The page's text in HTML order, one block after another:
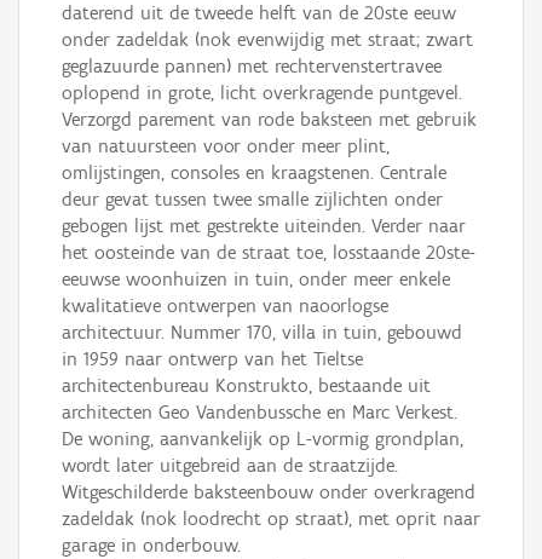
daterend uit de tweede helft van de 20ste eeuw
onder zadeldak (nok evenwijdig met straat; zwart
geglazuurde pannen) met rechtervenstertravee
oplopend in grote, licht overkragende puntgevel.
Verzorgd parement van rode baksteen met gebruik
van natuursteen voor onder meer plint,
omlijstingen, consoles en kraagstenen. Centrale
deur gevat tussen twee smalle zijlichten onder
gebogen lijst met gestrekte uiteinden. Verder naar
het oosteinde van de straat toe, losstaande 20ste-
eeuwse woonhuizen in tuin, onder meer enkele
kwalitatieve ontwerpen van naoorlogse
architectuur. Nummer 170, villa in tuin, gebouwd
in 1959 naar ontwerp van het Tieltse
architectenbureau Konstrukto, bestaande uit
architecten Geo Vandenbussche en Marc Verkest.
De woning, aanvankelijk op L-vormig grondplan,
wordt later uitgebreid aan de straatzijde.
Witgeschilderde baksteenbouw onder overkragend
zadeldak (nok loodrecht op straat), met oprit naar
garage in onderbouw.